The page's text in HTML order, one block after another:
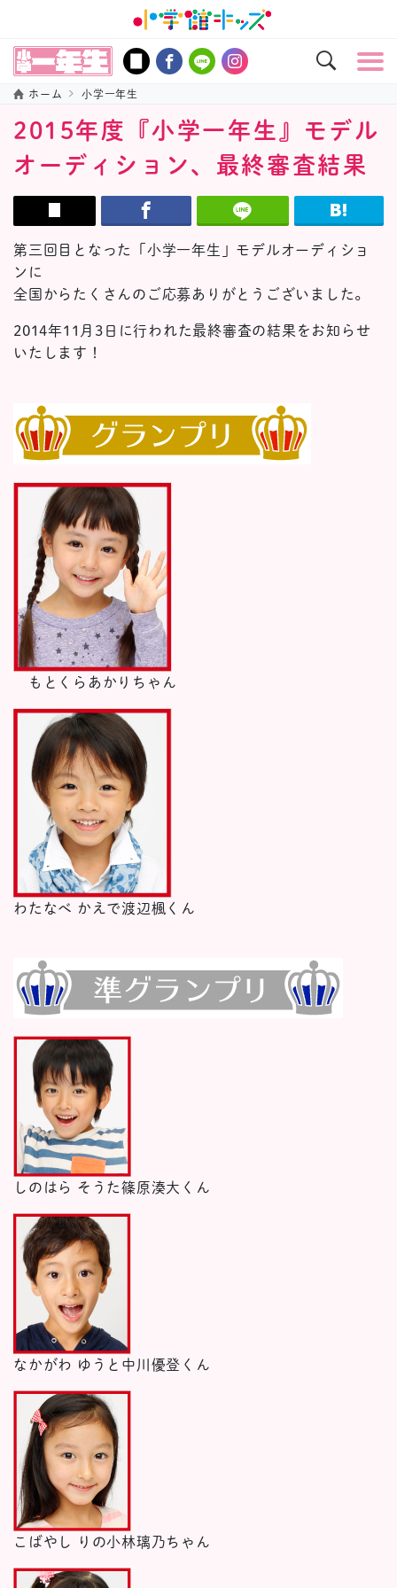
ホーム 小学一年生
2015年度『小学一年生』モデル
オーディション、最終審査結果
第三回目となった「小学一年生」モデルオーディショ
ンに
全国からたくさんのご応募ありがとうございました。
2014年11月3日に行われた最終審査の結果をお知らせ
いたします！
もとくらあかりちゃん
わたなべ かえで渡辺楓くん
しのはら そうた篠原湊大くん
なかがわ ゆうと 中川優登くん
こばやし りの小林璃乃ちゃん